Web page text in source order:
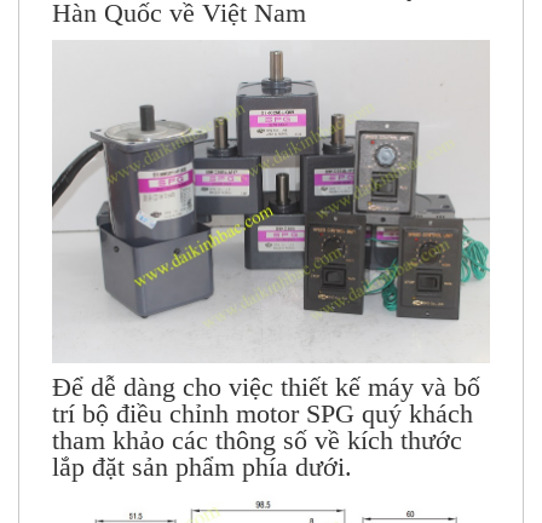
Hàn Quốc về Việt Nam
Để dễ dàng cho việc thiết kế máy và bố
trí bộ điều chỉnh motor SPG quý khách
tham khảo các thông số về kích thước
lắp đặt sản phẩm phía dưới.